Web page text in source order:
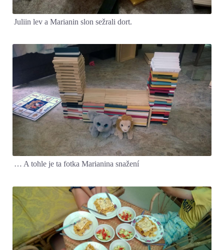
Juliin lev a Marianin slon sežrali dort.
… A tohle je ta fotka Marianina snažení